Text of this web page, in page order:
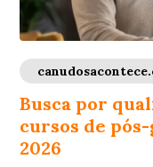
Busca por
cursos de
2026